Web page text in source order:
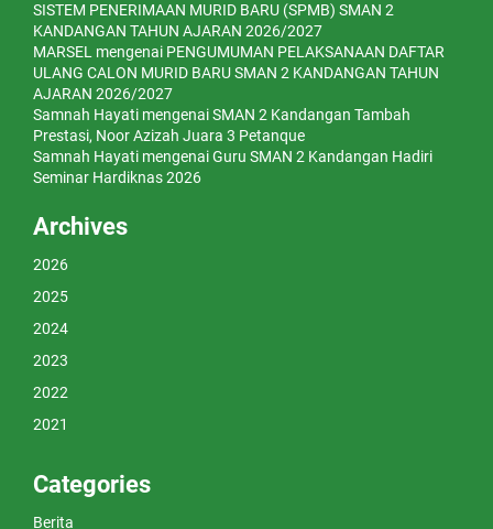
SISTEM PENERIMAAN MURID BARU (SPMB) SMAN 2
KANDANGAN TAHUN AJARAN 2026/2027
MARSEL mengenai PENGUMUMAN PELAKSANAAN DAFTAR
ULANG CALON MURID BARU SMAN 2 KANDANGAN TAHUN
AJARAN 2026/2027
Samnah Hayati mengenaiSMAN 2 Kandangan Tambah
Prestasi, Noor Azizah Juara 3 Petanque
Samnah Hayati mengenaiGuru SMAN 2 Kandangan Hadiri
Seminar Hardiknas 2026
Archives
2026
2025
2024
2023
2022
2021
Categories
Berita